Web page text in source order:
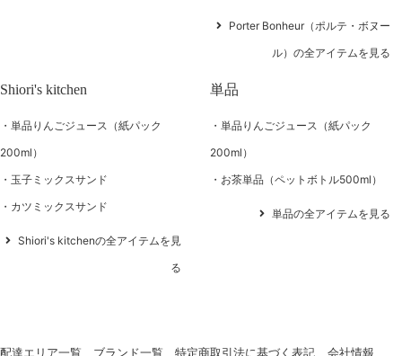
Porter Bonheur（ポルテ・ボヌー
ル）の全アイテムを見る
Shiori's kitchen
単品りんごジュース（紙パック
200ml）
玉子ミックスサンド
カツミックスサンド
Shiori's kitchenの全アイテムを見
る
単品
単品りんごジュース（紙パック
200ml）
お茶単品（ペットボトル500ml）
単品の全アイテムを見る
配達エリア一覧 ブランド一覧 特定商取引法に基づく表記 会社情報